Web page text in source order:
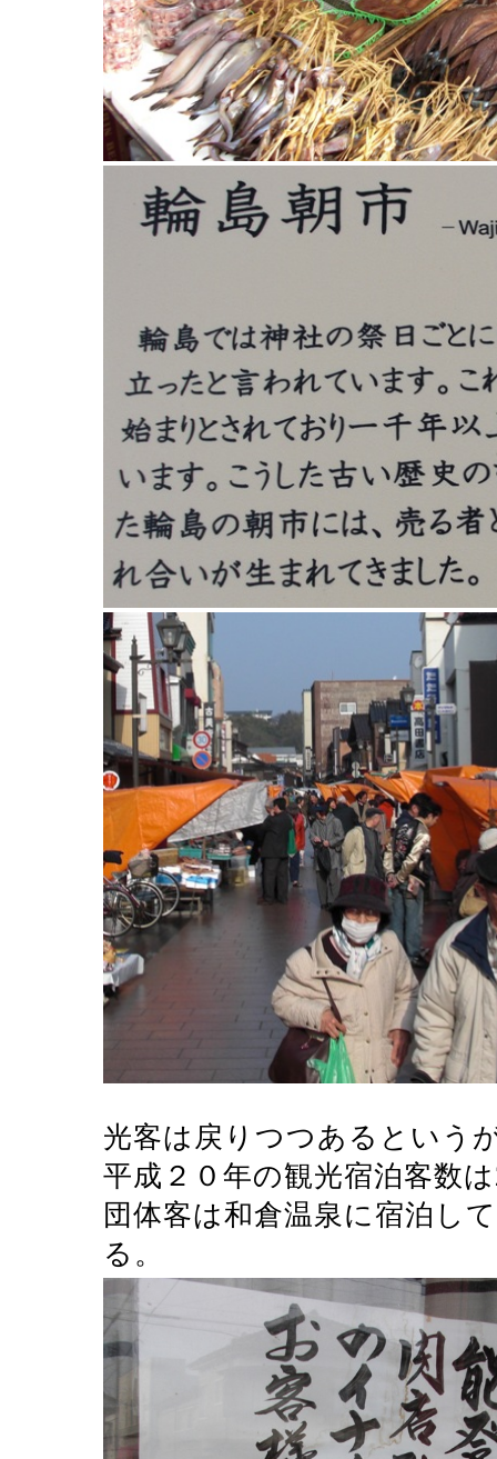
光客は戻りつつあるという
平成２０年の観光宿泊客数
団体客は和倉温泉に宿泊し
る。